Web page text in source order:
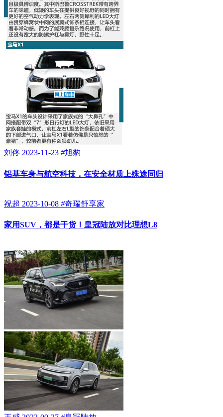
刘佟 2023-11-23 #旭豹
铝基车身与航空科技，在安全材质上殊途同归
祝超 2023-10-08 #奇瑞舒享家
家用SUV，都是干货！皇冠陆放对比理想L8